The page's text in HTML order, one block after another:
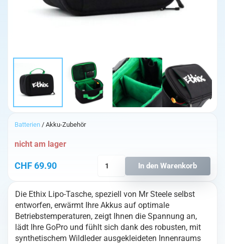
Batterien / Akku-Zubehör
CHF69.90
nicht am lager
Lipo
Bag
V2
Menge
In den Warenkorb
Die Ethix Lipo-Tasche, speziell von Mr Steele selbst
entworfen, erwärmt Ihre Akkus auf optimale
Betriebstemperaturen, zeigt Ihnen die Spannung an,
lädt Ihre GoPro und fühlt sich dank des robusten, mit
synthetischem Wildleder ausgekleideten Innenraums